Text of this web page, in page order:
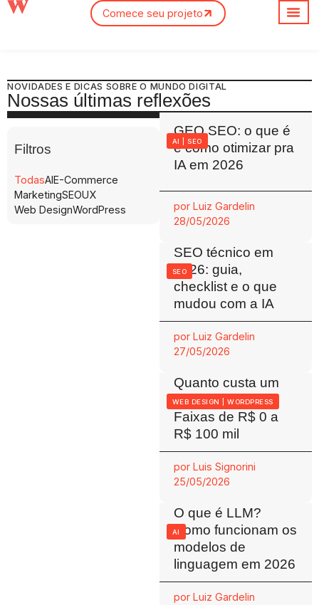
Comece seu projeto
NOVIDADES E DICAS SOBRE O MUNDO DIGITAL
Nossas últimas reflexões
Filtros
AIE-Commerce
MarketingSEOUX
Web DesignWordPress
Todas
AI |SEO
GEO SEO: o que é
e como otimizar pra
IA em 2026
por Luiz Gardelin
28/05/2026
SEO
SEO técnico em
2026: guia,
checklist e o que
mudou com a IA
por Luiz Gardelin
27/05/2026
WEB DESIGN |WORDPRESS
Quanto custa um
site em 2026?
Faixas de R$ 0 a
R$ 100 mil
por Luis Signorini
25/05/2026
AI
O que é LLM?
Como funcionam os
modelos de
linguagem em 2026
por Luiz Gardelin